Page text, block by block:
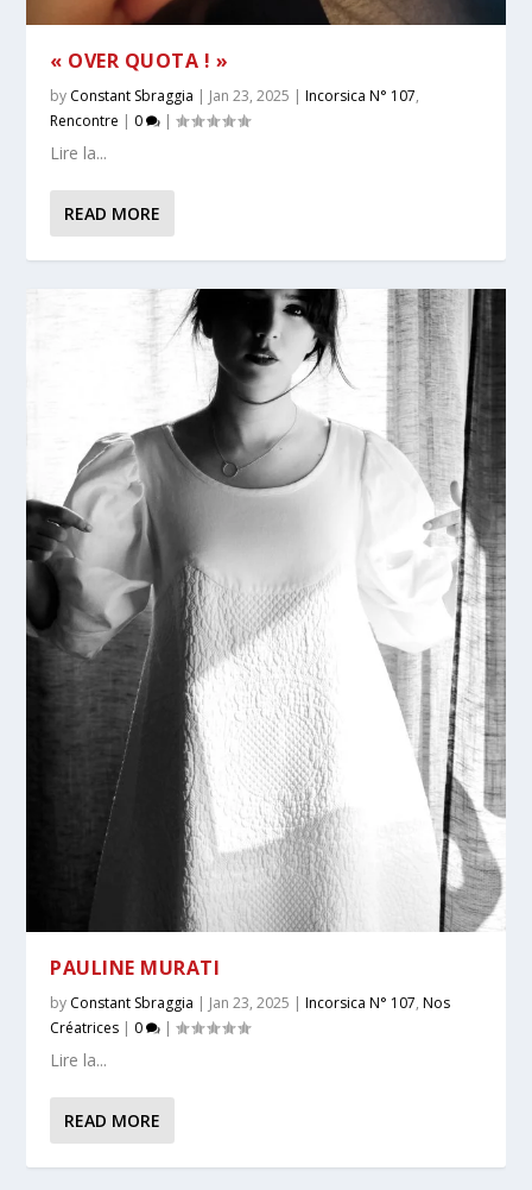
« OVER QUOTA ! »
by Constant Sbraggia | Jan 23, 2025 |Incorsica N° 107,
Rencontre | 0 |
Lire la...
READ MORE
PAULINE MURATI
by Constant Sbraggia | Jan 23, 2025 |Incorsica N° 107,Nos
Créatrices | 0 |
Lire la...
READ MORE